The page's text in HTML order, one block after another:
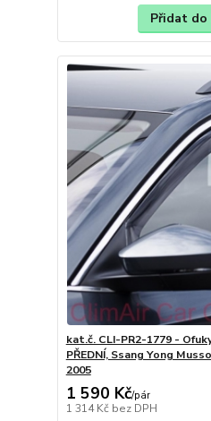
Přidat do
kat.č. CLI-PR2-1779 -
PŘEDNÍ, Ssang Yong
2005
1 590 Kč/pár
1 314 Kč bez DPH